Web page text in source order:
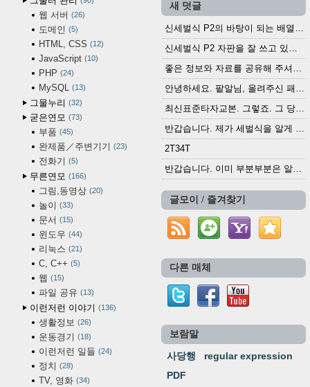
웹 서버 26
도메인 5
HTML, CSS 12
JavaScript 10
PHP 24
MySQL 13
그물누리 32
굳은연모 73
부품 45
완제품／주변기기 23
전화기 5
무른연모 166
그림,동영상 20
놀이 33
문서 15
윈도우 44
리눅스 21
C, C++ 5
웹 15
파일 공유 13
이런저런 이야기 136
생활정보 26
운동경기 18
이런저런 일들 24
정치 28
TV, 영화 34
새 덧글
신세벌식 P2의 바탕이 되는 배열이나 주요 기능...
신세벌식 P2 자판을 잘 쓰고 있습니다. 쓰기 편리...
좋은 정보와 자료를 공유해 주셔서 고맙습니다....
안녕하세요. 팥알님, 올려주신 패치 여러모로 감사...
최신표준타자교본. 그렇죠. 그 당시에 최신 표준...
반갑습니다. 제가 세벌식을 알게 되어 세벌식 써...
2T34T
반갑습니다. 이미 부분부분은 알려진 정보들이...
글모이 / 즐겨찾기
다른 매체
보람말
사당행
regular expression
PDF